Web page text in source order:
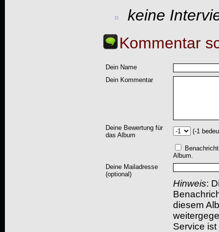
keine
Kommentar
Dein Name
Dein Kommentar
Deine Bewertung für
das Album
(-1
Album.
Deine Mailadresse
(optional)
Hinweis:
diesem
Service